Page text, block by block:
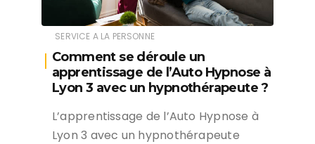
SERVICE A LA PERSONNE
Comment se déroule un
apprentissage de l’Auto Hypnose à
Lyon 3 avec un hypnothérapeute ?
L’apprentissage de l’Auto Hypnose à
Lyon 3 avec un hypnothérapeute